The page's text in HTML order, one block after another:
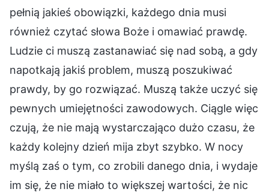
pełnią jakieś obowiązki, każdego dnia musi
również czytać słowa Boże i omawiać prawdę.
Ludzie ci muszą zastanawiać się nad sobą, a gdy
napotkają jakiś problem, muszą poszukiwać
prawdy, by go rozwiązać. Muszą także uczyć się
pewnych umiejętności zawodowych. Ciągle więc
czują, że nie mają wystarczająco dużo czasu, że
każdy kolejny dzień mija zbyt szybko. W nocy
myślą zaś o tym, co zrobili danego dnia, i wydaje
im się, że nie miało to większej wartości, że nic